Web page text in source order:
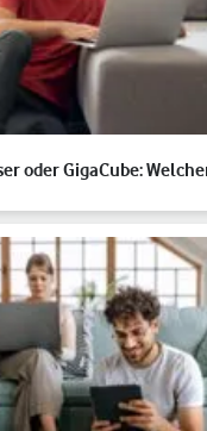
oder GigaCube: